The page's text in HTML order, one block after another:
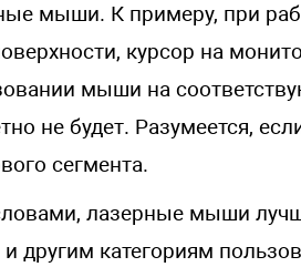
мыши. К примеру, при
курсор на
мыши на
не будет. Разумеется,
сегмента.
лазерные мыши
другим категориям